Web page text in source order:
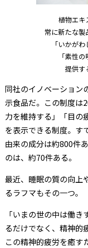
植物エキ
常に新たな製
「いかが
「素性
提供す
同社のイノベーション
示食品だ。この制度は
力を維持する」「目の
を表示できる制度。す
由来の成分は約800件
のは、約70件ある。
最近、睡眠の質の向上
るラフマもその一つ。
「いまの世の中は働
るだけでなく、精神的
この精神的疲労を癒す